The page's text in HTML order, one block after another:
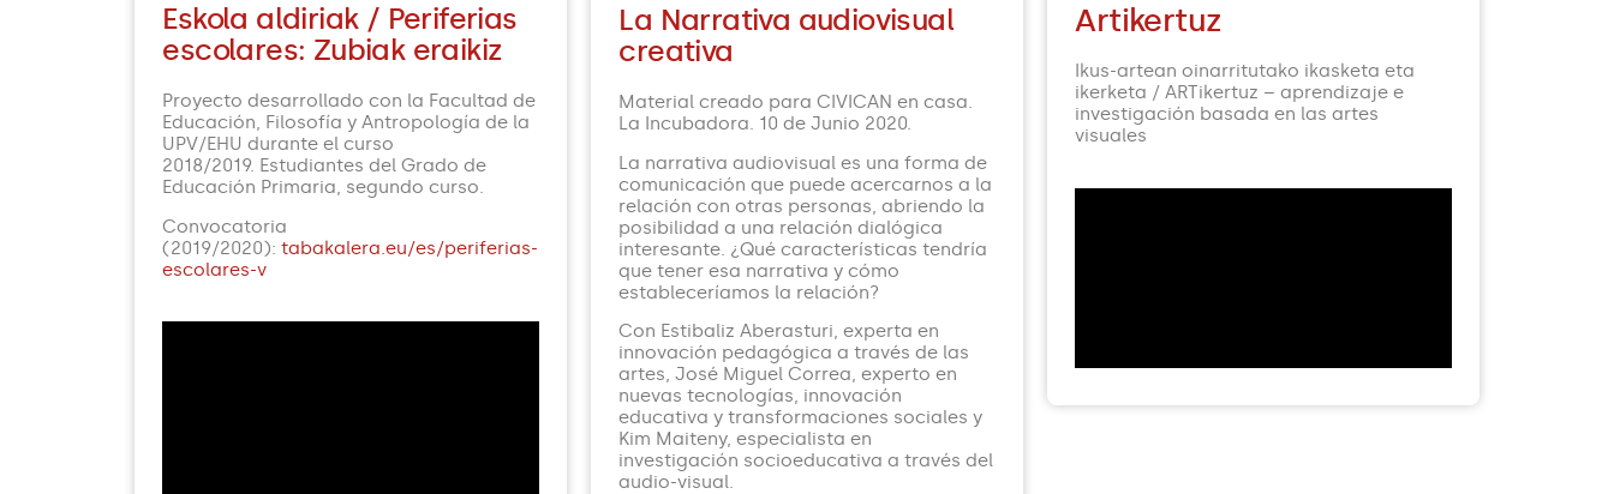
Eskola aldiriak / Periferias
escolares: Zubiak eraikiz
Proyecto desarrollado con la Facultad de
Educación, Filosofía y Antropología de la
UPV/EHU durante el curso
2018/2019. Estudiantes del Grado de
Educación Primaria, segundo curso.
Convocatoria
(2019/2020):tabakalera.eu/es/periferias-
escolares-v
La Narrativa audiovisual
creativa
Material creado para CIVICAN en casa.
La Incubadora. 10 de Junio 2020.
La narrativa audiovisual es una forma de
comunicación que puede acercarnos a la
relación con otras personas, abriendo la
posibilidad a una relación dialógica
interesante. ¿Qué características tendría
que tener esa narrativa y cómo
estableceríamos la relación?
Con Estibaliz Aberasturi, experta en
innovación pedagógica a través de las
artes, José Miguel Correa, experto en
nuevas tecnologías, innovación
educativa y transformaciones sociales y
Kim Maiteny, especialista en
investigación socioeducativa a través del
audio-visual.
Artikertuz
Ikus-artean oinarritutako ikasketa eta
ikerketa / ARTikertuz – aprendizaje e
investigación basada en las artes
visuales